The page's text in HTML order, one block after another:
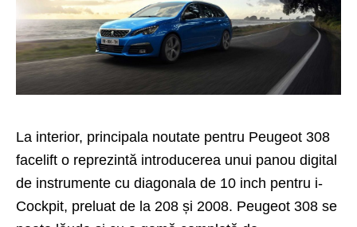
La interior, principala noutate pentru Peugeot 308
facelift o reprezintă introducerea unui panou digital
de instrumente cu diagonala de 10 inch pentru i-
Cockpit, preluat de la 208 și 2008. Peugeot 308 se